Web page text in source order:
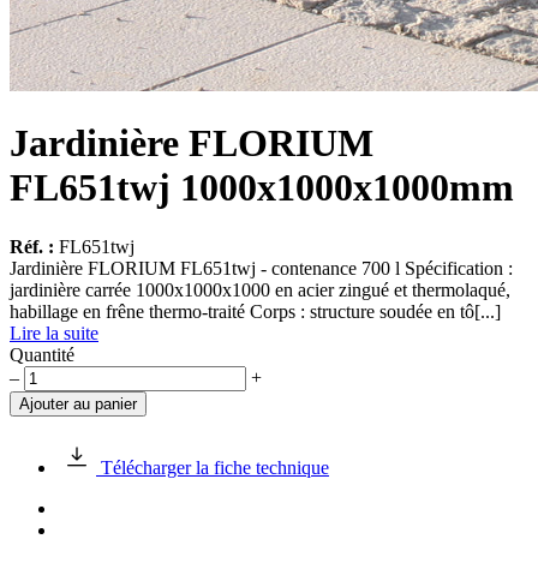
Jardinière FLORIUM
FL651twj 1000x1000x1000mm
Réf. : FL651twj
Jardinière FLORIUM FL651twj - contenance 700 l Spécification :
jardinière carrée 1000x1000x1000 en acier zingué et thermolaqué,
habillage en frêne thermo-traité Corps : structure soudée en tô[...]
Lire la suite
Quantité
quantité
de
Jardinière
FL651twj
1000x1000x1000mm
– +
Ajouter au panier
Télécharger la fiche technique